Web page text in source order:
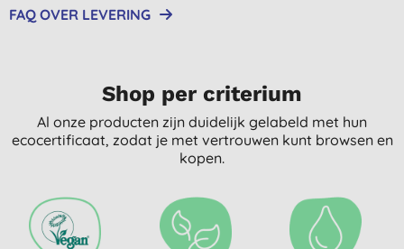
FAQ OVER LEVERING
Shop per criterium
Al onze producten zijn duidelijk gelabeld met hun
ecocertificaat, zodat je met vertrouwen kunt browsen en
kopen.